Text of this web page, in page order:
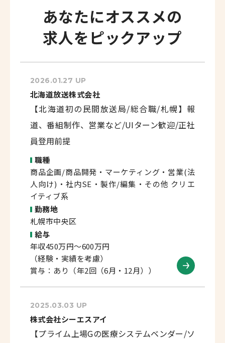
あなたにオススメの
求人をピックアップ
2026.01.27 UP
北海道放送株式会社
【北海道初の民間放送局/総合職/札幌】報
道、番組制作、営業など/UIターン歓迎/正社
員登用前提
職種
商品企画/商品開発・マーケティング・営業(法
人向け)・社内SE・製作/編集・その他 クリエ
イティブ系
勤務地
札幌市中央区
給与
年収450万円～600万円
（経験・実績を考慮）
賞与：あり（年2回（6月・12月））
2025.03.03 UP
株式会社シーエスアイ
【プライム上場Gの医療システムベンダー/ソ